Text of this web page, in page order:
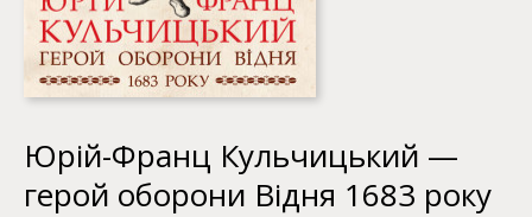
Юрій-Франц Кульчицький —
герой оборони Відня 1683 року